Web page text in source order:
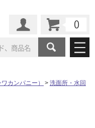
カンパニー）
洗面所・水回